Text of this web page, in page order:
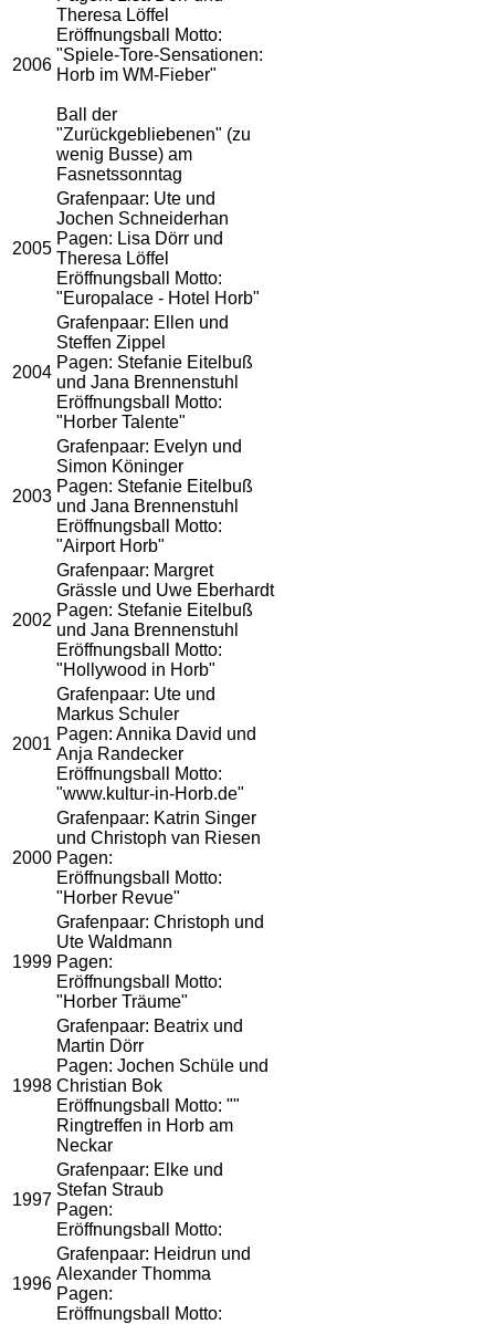
2006
Theresa Löffel
Eröffnungsball Motto:
"Spiele-Tore-Sensationen:
Horb im WM-Fieber"
Ball der
"Zurückgebliebenen" (zu
wenig Busse) am
Fasnetssonntag
2005
Grafenpaar: Ute und
Jochen Schneiderhan
Pagen: Lisa Dörr und
Theresa Löffel
Eröffnungsball Motto:
"Europalace - Hotel Horb"
2004
Grafenpaar: Ellen und
Steffen Zippel
Pagen: Stefanie Eitelbuß
und Jana Brennenstuhl
Eröffnungsball Motto:
"Horber Talente"
2003
Grafenpaar: Evelyn und
Simon Köninger
Pagen: Stefanie Eitelbuß
und Jana Brennenstuhl
Eröffnungsball Motto:
"Airport Horb"
2002
Grafenpaar: Margret
Grässle und Uwe Eberhardt
Pagen: Stefanie Eitelbuß
und Jana Brennenstuhl
Eröffnungsball Motto:
"Hollywood in Horb"
2001
Grafenpaar: Ute und
Markus Schuler
Pagen: Annika David und
Anja Randecker
Eröffnungsball Motto:
"www.kultur-in-Horb.de"
2000
Grafenpaar: Katrin Singer
und Christoph van Riesen
Pagen:
Eröffnungsball Motto:
"Horber Revue"
1999
Grafenpaar: Christoph und
Ute Waldmann
Pagen:
Eröffnungsball Motto:
"Horber Träume"
1998
Grafenpaar: Beatrix und
Martin Dörr
Pagen: Jochen Schüle und
Christian Bok
Eröffnungsball Motto: ""
Ringtreffen in Horb am
Neckar
1997
Grafenpaar: Elke und
Stefan Straub
Pagen:
Eröffnungsball Motto:
1996
Grafenpaar: Heidrun und
Alexander Thomma
Pagen:
Eröffnungsball Motto: